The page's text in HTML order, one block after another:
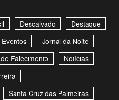
Descalvado
Destaque
Jornal da Noite
Falecimento
Notícias
Santa Cruz das Palmeiras